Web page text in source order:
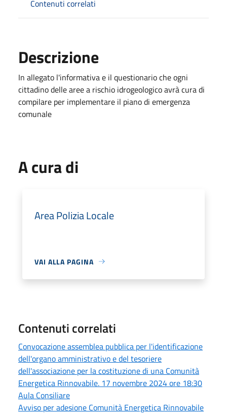
Contenuti correlati
Descrizione
In allegato l'informativa e il questionario che ogni
cittadino delle aree a rischio idrogeologico avrà cura di
compilare per implementare il piano di emergenza
comunale
A cura di
Area Polizia Locale
VAI ALLA PAGINA
Contenuti correlati
Convocazione assemblea pubblica per l'identificazione
dell'organo amministrativo e del tesoriere
dell'associazione per la costituzione di una Comunità
Energetica Rinnovabile. 17 novembre 2024 ore 18:30
Aula Consiliare
Avviso per adesione Comunità Energetica Rinnovabile